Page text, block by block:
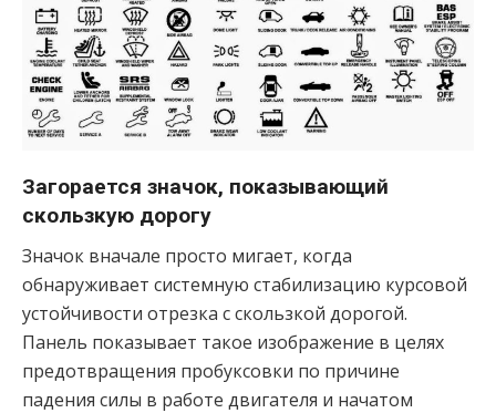
Загорается значок, показывающий
скользкую дорогу
Значок вначале просто мигает, когда
обнаруживает системную стабилизацию курсовой
устойчивости отрезка с скользкой дорогой.
Панель показывает такое изображение в целях
предотвращения пробуксовки по причине
падения силы в работе двигателя и начатом